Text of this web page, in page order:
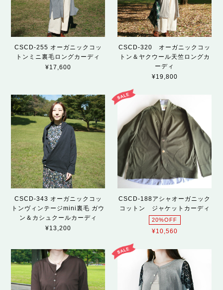
CSCD-255 オーガニックコッ
トンミニ裏毛ロングカーディ
¥17,600
CSCD-320 オーガニックコッ
トン＆ヤクウール天竺ロングカ
ーディ
¥19,800
CSCD-343 オーガニックコッ
トンヴィンテージmini裏毛 ガウ
ン＆カシュクールカーディ
¥13,200
CSCD-188アシャオーガニック
コットン ジャケットカーディ
20%OFF
¥10,560